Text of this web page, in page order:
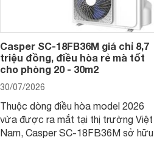
Casper SC-18FB36M giá chỉ 8,7
triệu đồng, điều hòa rẻ mà tốt
cho phòng 20 - 30m2
30/07/2026
Thuộc dòng điều hòa model 2026
vừa được ra mắt tại thị trường Việt
Nam, Casper SC-18FB36M sở hữu